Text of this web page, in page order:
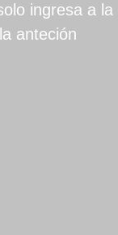
ingresa a la
anteción